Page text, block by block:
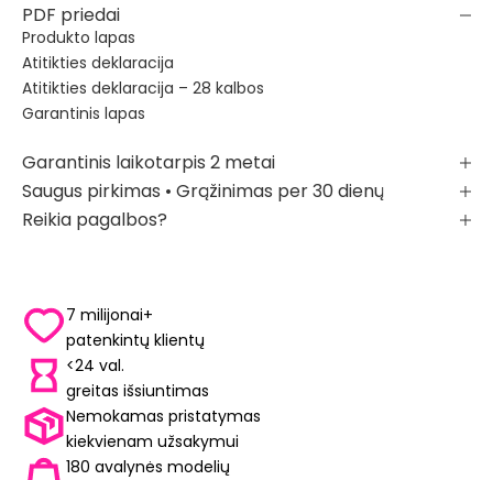
PDF priedai
Produkto lapas
Atitikties deklaracija
Atitikties deklaracija – 28 kalbos
Garantinis lapas
Garantinis laikotarpis 2 metai
Saugus pirkimas • Grąžinimas per 30 dienų
Reikia pagalbos?
7 milijonai+
patenkintų klientų
<24 val.
greitas išsiuntimas
Nemokamas pristatymas
kiekvienam užsakymui
180 avalynės modelių